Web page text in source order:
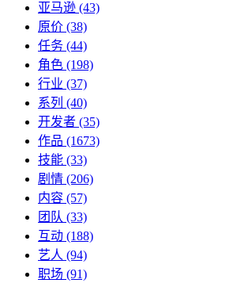
亚马逊 (43)
原价 (38)
任务 (44)
角色 (198)
行业 (37)
系列 (40)
开发者 (35)
作品 (1673)
技能 (33)
剧情 (206)
内容 (57)
团队 (33)
互动 (188)
艺人 (94)
职场 (91)